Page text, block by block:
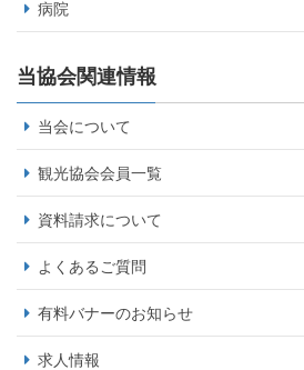
病院
当協会関連情報
当会について
観光協会会員一覧
資料請求について
よくあるご質問
有料バナーのお知らせ
求人情報